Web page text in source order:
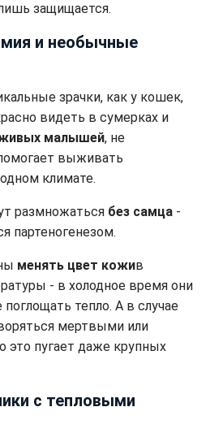
защищается.
и необычные
зрачки, как у кошек,
видеть в сумерках и
малышей, не
выживать
климате.
размножаться без самца -
партеногенезом.
менять цвет кожив
- в холодное время они
тепло. А в случае
мертвыми или
это пугает даже крупных
с тепловыми